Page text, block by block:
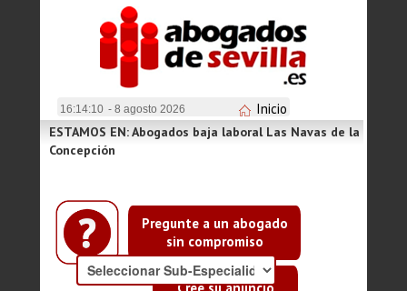
16:14:10 - 8 agosto 2026 Inicio
Pregunte a un abogado
sin compromiso
ESTAMOS EN: Abogados baja laboral Las Navas de la
Concepción